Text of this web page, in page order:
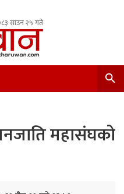
साउन २५ गते
महासंघको